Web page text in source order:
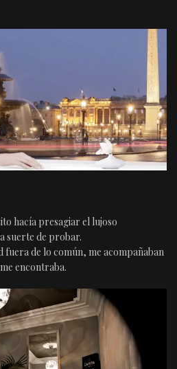
hacía presagiar el lujoso
suerte de probar.
fuera de lo común, me acompañaban
encontraba.